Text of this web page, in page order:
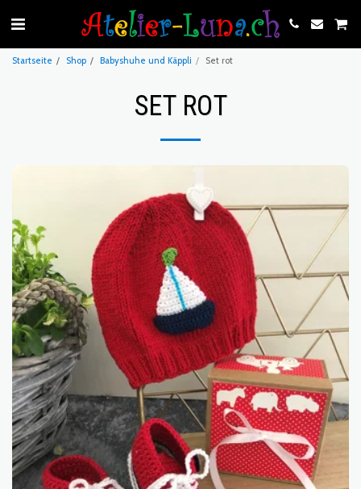
Startseite Shop Babyshuhe und Käppli Set rot
SET ROT